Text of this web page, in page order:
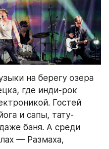
на берегу озера
где инди-рок
Гостей
и сапы, тату-
баня. А среди
— Размаха,